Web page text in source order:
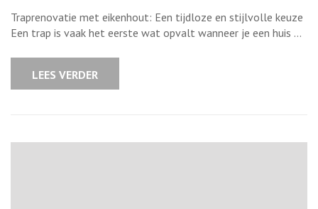
met
eikenhout:
Een
Traprenovatie met eikenhout: Een tijdloze en stijlvolle keuze
Een trap is vaak het eerste wat opvalt wanneer je een huis …
LEES VERDER